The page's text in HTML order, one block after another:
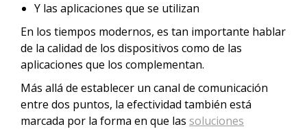
Y las aplicaciones que se utilizan
En los tiempos modernos, es tan importante hablar
de la calidad de los dispositivos como de las
aplicaciones que los complementan.
Más allá de establecer un canal de comunicación
entre dos puntos, la efectividad también está
marcada por la forma en que las soluciones